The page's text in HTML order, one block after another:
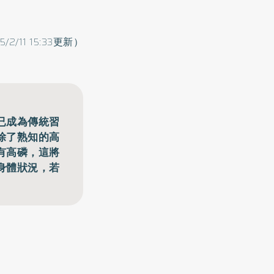
11 15:33更新）
成為傳統習
了熟知的高
高磷，這將
體狀況，若